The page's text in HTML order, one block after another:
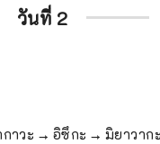
วันที่ 2
าวะ → อิซึกะ → มิยาวาก